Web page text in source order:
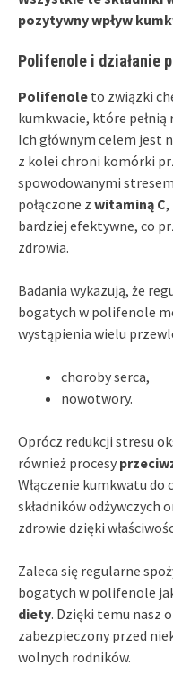
pozytywny wpływ
Polifenole i działanie
Polifenole to związki
kumkwacie, które pełnią
Ich głównym celem jest
z kolei chroni komórki
spowodowanymi
połączone z witaminą C,
bardziej efektywne, co
zdrowia.
Badania wykazują, że
bogatych w polifenole
wystąpienia wielu
choroby serca,
nowotwory.
Oprócz redukcji stresu
również procesy
Włączenie kumkwatu
składników odżywczych
zdrowie dzięki
Zaleca się regularne
bogatych w polifenole
diety. Dzięki temu nasz
zabezpieczony przed
wolnych rodników.